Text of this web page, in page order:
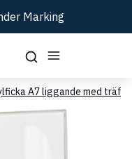
Marking
A7 liggande med träfot